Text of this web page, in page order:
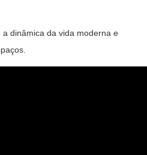
dinâmica da vida moderna e